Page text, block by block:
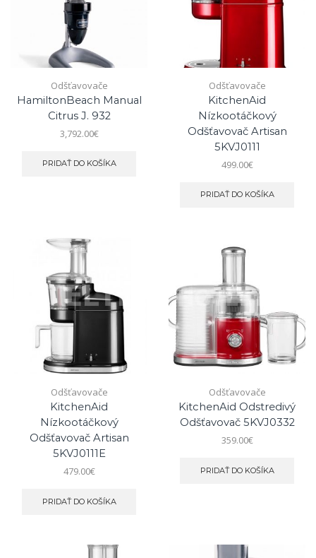
Odšťavovače
HamiltonBeach Manual
Citrus J. 932
3,792.00€
PRIDAŤ DO KOŠÍKA
Odšťavovače
KitchenAid
Nízkootáčkový
Odšťavovač Artisan
5KVJ0111
499.00€
PRIDAŤ DO KOŠÍKA
Odšťavovače
KitchenAid
Nízkootáčkový
Odšťavovač Artisan
5KVJ0111E
479.00€
PRIDAŤ DO KOŠÍKA
Odšťavovače
KitchenAid Odstredivý
Odšťavovač 5KVJ0332
359.00€
PRIDAŤ DO KOŠÍKA